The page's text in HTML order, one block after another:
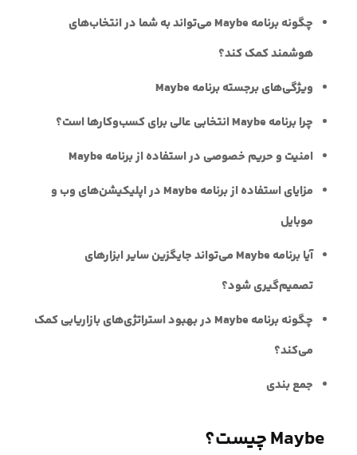
چگونه برنامه Maybe می‌تواند به شما در انتخاب‌های
هوشمند کمک کند؟
ویژگی‌های برجسته برنامه Maybe
چرا برنامه Maybe انتخابی عالی برای کسب‌وکارها است؟
امنیت و حریم خصوصی در استفاده از برنامه Maybe
مزایای استفاده از برنامه Maybe در اپلیکیشن‌های وب و
موبایل
آیا برنامه Maybe می‌تواند جایگزین سایر ابزارهای
تصمیم‌گیری شود؟
چگونه برنامه Maybe در بهبود استراتژی‌های بازاریابی کمک
می‌کند؟
جمع بندی
Maybe چیست؟